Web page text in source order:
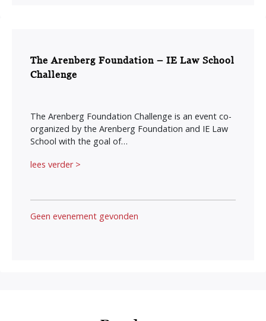
The Arenberg Foundation – IE Law School
Challenge
The Arenberg Foundation Challenge is an event co-
organized by the Arenberg Foundation and IE Law
School with the goal of…
lees verder >
Geen evenement gevonden